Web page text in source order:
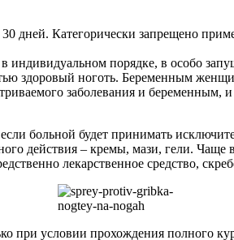
дней. Категорически запрещено
в индивидуальном порядке, в особо
здоровый ноготь. Беременным
заболевания и
больной будет принимать
действия – кремы, мази, гели.
лекарственное средство,
при условии прохождения полного